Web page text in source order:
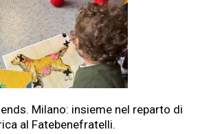
Milano: insieme nel reparto di
al Fatebenefratelli.